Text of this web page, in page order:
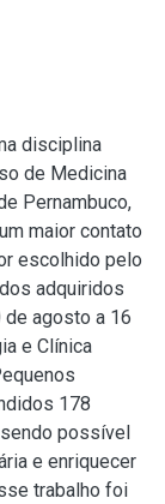
disciplina
de Medicina
Pernambuco,
maior contato
escolhido pelo
adquiridos
de agosto a 16
e Clínica
178
possível
e enriquecer
trabalho foi